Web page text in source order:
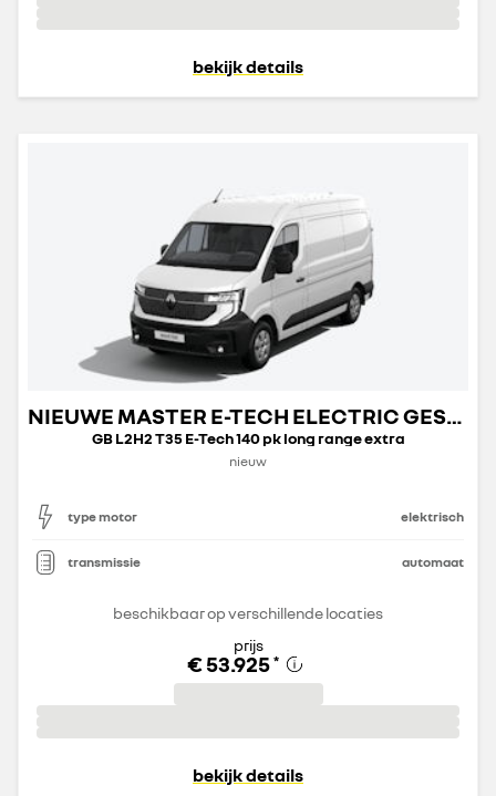
bekijk details
NIEUWE MASTER E-TECH ELECTRIC GESLOTEN TRANSPORT
GB L2H2 T35 E-Tech 140 pk long range extra
nieuw
type motor elektrisch
transmissie automaat
beschikbaar op verschillende locaties
prijs
€ 53.925 *
bekijk details